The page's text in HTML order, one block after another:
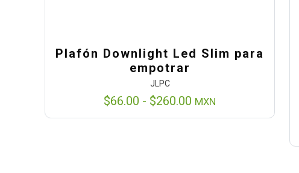
Plafón Downlight Led Slim para
empotrar
JLPC
$66.00 - $260.00 Rango
MXN